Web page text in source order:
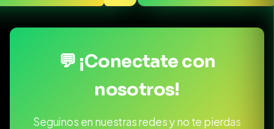
💬 ¡Conectate con
nosotros!
Seguinos en nuestras redes y no te pierdas